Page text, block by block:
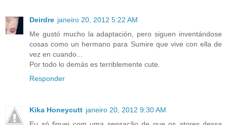
Deirdre janeiro 20, 2012 5:22 AM
Me gustó mucho la adaptación, pero siguen inventándose
cosas como un hermano para Sumire que vive con ella de
vez en cuando...
Por todo lo demás es terriblemente cute.
Responder
Kika Honeycutt janeiro 20, 2012 9:30 AM